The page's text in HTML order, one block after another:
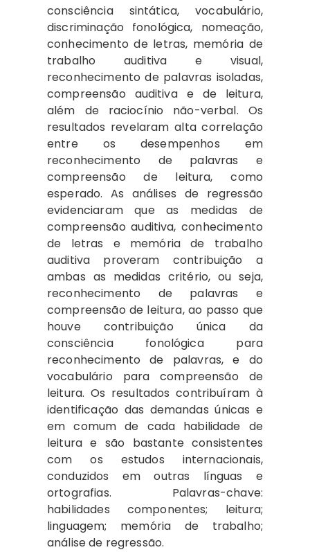
consciência sintática, vocabulário,
discriminação fonológica, nomeação,
conhecimento de letras, memória de
trabalho auditiva e visual,
reconhecimento de palavras isoladas,
compreensão auditiva e de leitura,
além de raciocínio não-verbal. Os
resultados revelaram alta correlação
entre os desempenhos em
reconhecimento de palavras e
compreensão de leitura, como
esperado. As análises de regressão
evidenciaram que as medidas de
compreensão auditiva, conhecimento
de letras e memória de trabalho
auditiva proveram contribuição a
ambas as medidas critério, ou seja,
reconhecimento de palavras e
compreensão de leitura, ao passo que
houve contribuição única da
consciência fonológica para
reconhecimento de palavras, e do
vocabulário para compreensão de
leitura. Os resultados contribuíram à
identificação das demandas únicas e
em comum de cada habilidade de
leitura e são bastante consistentes
com os estudos internacionais,
conduzidos em outras línguas e
ortografias. Palavras-chave:
habilidades componentes; leitura;
linguagem; memória de trabalho;
análise de regressão.